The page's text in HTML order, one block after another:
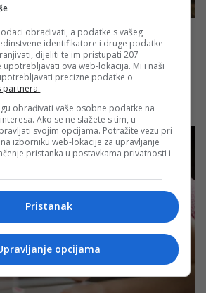
obrađivati, a podatke s vašeg
identifikatore i druge podatke
dijeliti te im pristupati 207
ova web-lokacija. Mi i naši
precizne podatke o
partnera.
obrađivati vaše osobne podatke na
Ako se ne slažete s tim, u
svojim opcijama. Potražite vezu pri
izborniku web-lokacije za upravljanje
pristanka u postavkama privatnosti i
Pristanak
opcijama